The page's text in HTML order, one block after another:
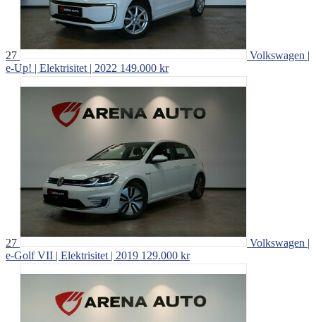
27
Volkswagen |
e-Up! | Elektrisitet | 2022 149.000 kr
27
Volkswagen |
e-Golf VII | Elektrisitet | 2019 129.000 kr